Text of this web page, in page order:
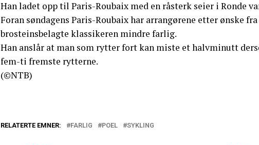
Han ladet opp til Paris-Roubaix med en råsterk seier i Ronde
Foran søndagens Paris-Roubaix har arrangørene etter ønske
brosteinsbelagte klassikeren mindre farlig.
Han anslår at man som rytter fort kan miste et halvminutt
fem-ti fremste rytterne.
(©NTB)
RELATERTE EMNER: FARLIG POEL SYKLING